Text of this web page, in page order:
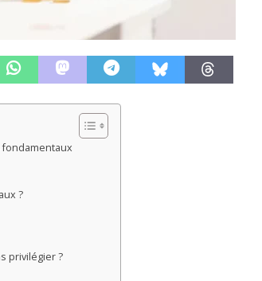
fondamentaux
?
privilégier ?